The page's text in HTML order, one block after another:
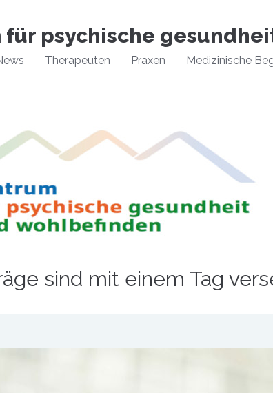
für psychische
Therapeuten Praxen Medizinische
sind mit einem Tag